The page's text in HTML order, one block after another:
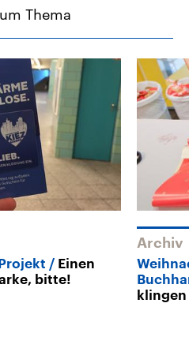
Thema
Einen
bitte!
Archiv
klingen